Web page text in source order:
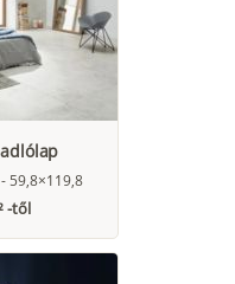
59,8×119,8
-től